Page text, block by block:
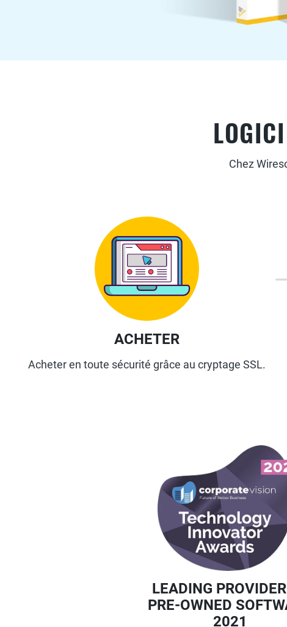
Chez
ACHETER
Acheter en toute sécurité grâce au cryptage SSL.
LEADING
PRE-OWNED
2021